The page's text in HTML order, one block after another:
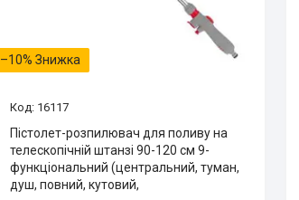
–10%
16117
Пістолет-розпилювач для поливу на
телескопічній штанзі 90-120 см 9-
функціональний (центральний, туман,
душ, повний, кутовий,